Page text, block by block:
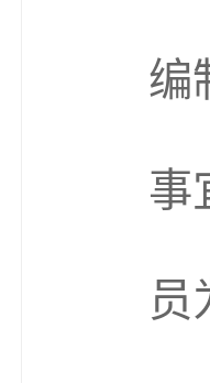
编
事
员